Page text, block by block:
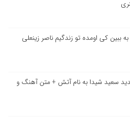
کی اومده تو زندگیم ناصر زینعلی
سعید شیدا به نام آتش + متن آهنگ و